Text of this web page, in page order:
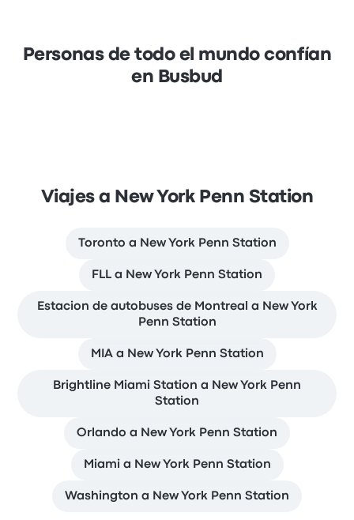
Personas de todo el mundo confían
en Busbud
Viajes a New York Penn Station
Toronto a New York Penn Station
FLL a New York Penn Station
Estacion de autobuses de Montreal a New York
Penn Station
MIA a New York Penn Station
Brightline Miami Station a New York Penn
Station
Orlando a New York Penn Station
Miami a New York Penn Station
Washington a New York Penn Station